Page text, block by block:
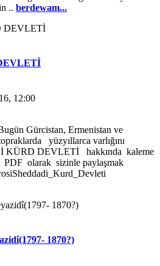
.. berdewam...
12:00
Gürcistan, Ermenistan ve
yüzyıllarca varlığını
KÜRD DEVLETİ hakkında kaleme
PDF olarak sizinle paylaşmak
1870?)